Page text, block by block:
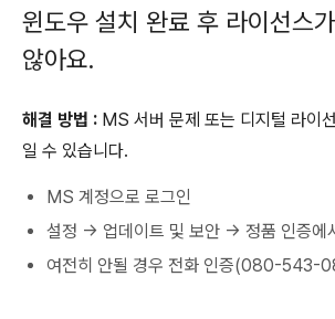
윈도우 설치 완료 후 라이선스
않아요.
해결 방법 : MS 서버 문제 또는 디지털 라이
일 수 있습니다.
MS 계정으로 로그인
설정 → 업데이트 및 보안 → 정품 인증에
여전히 안될 경우 전화 인증(080-543-